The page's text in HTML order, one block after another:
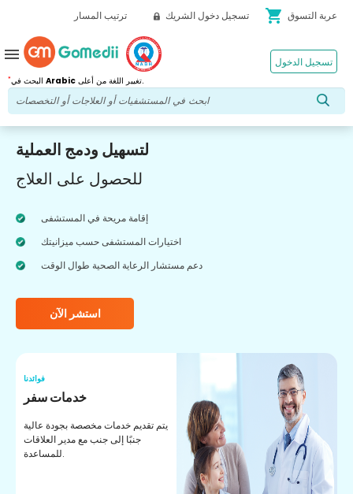
ترتيب المسار تسجيل دخول الشريك shopping_cart عربة التسوق
* Arabic تغيير اللغة من أعلى.
تسجيل الدخول menu
لتسهيل ودمج العملية
للحصول على العلاج
إقامة مريحة في المستشفى
اختيارات المستشفى حسب ميزانيتك
دعم مستشار الرعاية الصحية طوال الوقت
استشر الآن
فوائدنا
خدمات سفر
يتم تقديم خدمات مخصصة بجودة عالية
جنبًا إلى جنب مع مدير العلاقات
للمساعدة.